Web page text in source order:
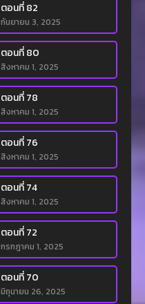
ตอนที่ 82
กันยายน 3, 2025
ตอนที่ 80
สิงหาคม 1, 2025
ตอนที่ 78
สิงหาคม 1, 2025
ตอนที่ 76
สิงหาคม 1, 2025
ตอนที่ 74
สิงหาคม 1, 2025
ตอนที่ 72
กรกฎาคม 1, 2025
ตอนที่ 70
มิถุนายน 26, 2025